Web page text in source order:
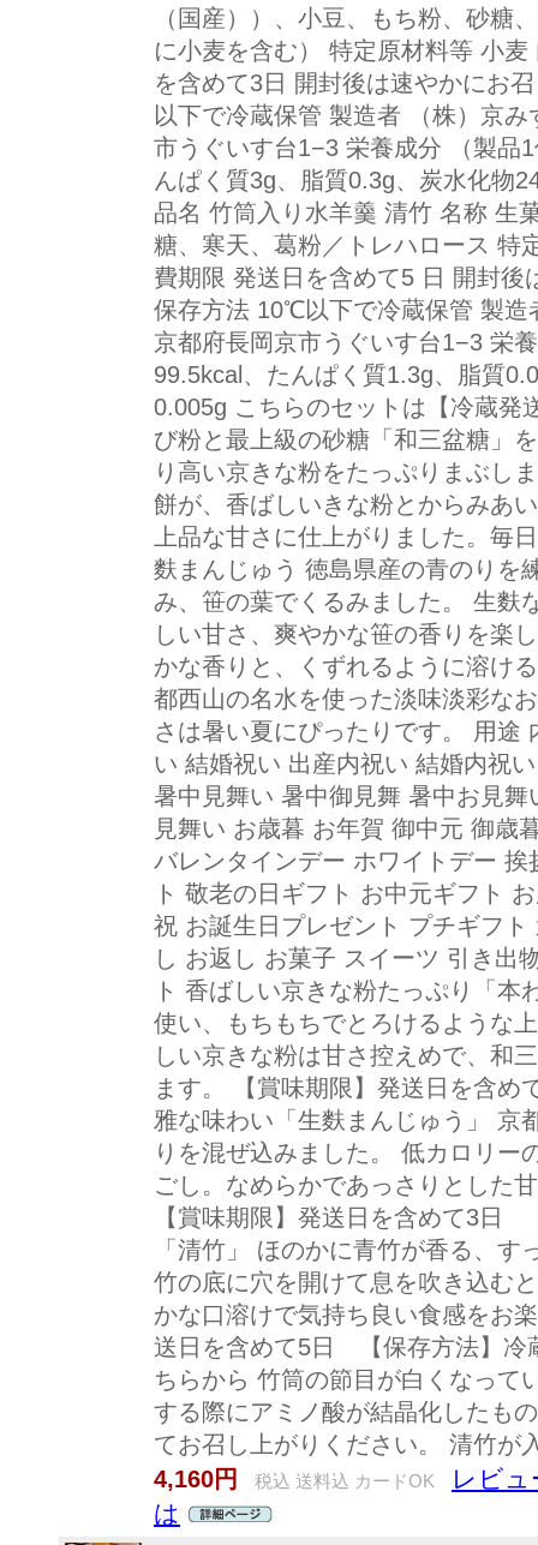
（国産））、小豆、もち粉、砂糖
に小麦を含む） 特定原材料等 小
を含めて3日 開封後は速やかにお
以下で冷蔵保管 製造者 （株）京
市うぐいす台1−3 栄養成分 （製品
んぱく質3g、脂質0.3g、炭水化物
品名 竹筒入り水羊羹 清竹 名称 生
糖、寒天、葛粉／トレハロース 特
費期限 発送日を含めて5 日 開封後
保存方法 10℃以下で冷蔵保管 製造
京都府長岡京市うぐいす台1−3 栄
99.5kcal、たんぱく質1.3g、脂質
0.005g こちらのセットは【冷蔵発
び粉と最上級の砂糖「和三盆糖」
り高い京きな粉をたっぷりまぶし
餅が、香ばしいきな粉とからみあ
上品な甘さに仕上がりました。毎
麩まんじゅう 徳島県産の青のりを
み、笹の葉でくるみました。 生麩
しい甘さ、爽やかな笹の香りを楽
かな香りと、くずれるように溶け
都西山の名水を使った淡味淡彩な
さは暑い夏にぴったりです。 用途
い 結婚祝い 出産内祝い 結婚内祝
暑中見舞い 暑中御見舞 暑中お見
見舞い お歳暮 お年賀 御中元 御歳
バレンタインデー ホワイトデー
ト 敬老の日ギフト お中元ギフト
祝 お誕生日プレゼント プチギフ
し お返し お菓子 スイーツ 引き出
ト 香ばしい京きな粉たっぷり「
使い、もちもちでとろけるような
しい京きな粉は甘さ控えめで、和
ます。 【賞味期限】発送日を含
雅な味わい「生麩まんじゅう」 京
りを混ぜ込みました。 低カロリー
ごし。なめらかであっさりとした
【賞味期限】発送日を含めて3日
「清竹」 ほのかに青竹が香る、
竹の底に穴を開けて息を吹き込む
かな口溶けで気持ち良い食感をお
送日を含めて5日 【保存方法】冷
ちらから 竹筒の節目が白くなって
する際にアミノ酸が結晶化したも
てお召し上がりください。 清竹が
4,160円
税込 送料込 カードOK
レビュ
は